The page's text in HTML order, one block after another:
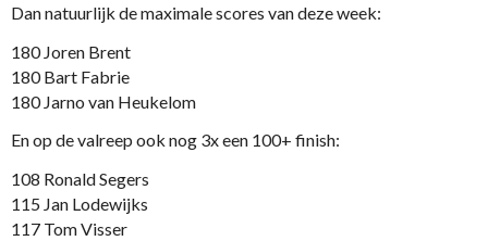
Dan natuurlijk de maximale scores van deze week:
180 Joren Brent
180 Bart Fabrie
180 Jarno van Heukelom
En op de valreep ook nog 3x een 100+ finish:
108 Ronald Segers
115 Jan Lodewijks
117 Tom Visser